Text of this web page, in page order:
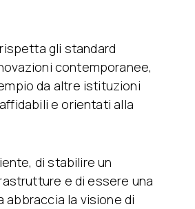
gli standard
contemporanee,
da altre istituzioni
e orientati alla
di stabilire un
e di essere una
abbraccia la visione di